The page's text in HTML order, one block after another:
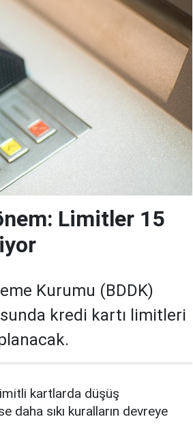
Limitler 15
Kurumu (BDDK)
kredi kartı limitleri
kartlarda düşüş
daha sıkı kuralların devreye